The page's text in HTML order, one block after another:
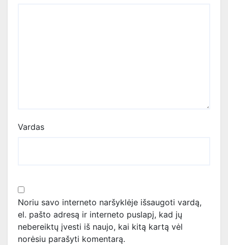
Vardas
Noriu savo interneto naršyklėje išsaugoti vardą,
el. pašto adresą ir interneto puslapį, kad jų
nebereiktų įvesti iš naujo, kai kitą kartą vėl
norėsiu parašyti komentarą.